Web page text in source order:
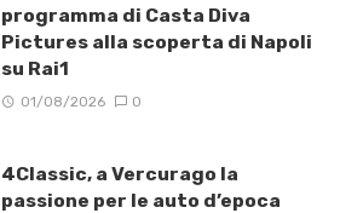
programma di Casta Diva
Pictures alla scoperta di Napoli
su Rai1
01/08/2026 0
4Classic, a Vercurago la
passione per le auto d’epoca